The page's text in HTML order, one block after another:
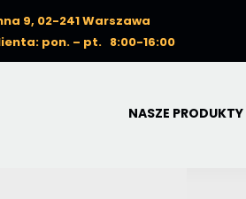
9, 02-241 Warszawa
pon. – pt. 8:00-16:00
NASZE PRODUKTY